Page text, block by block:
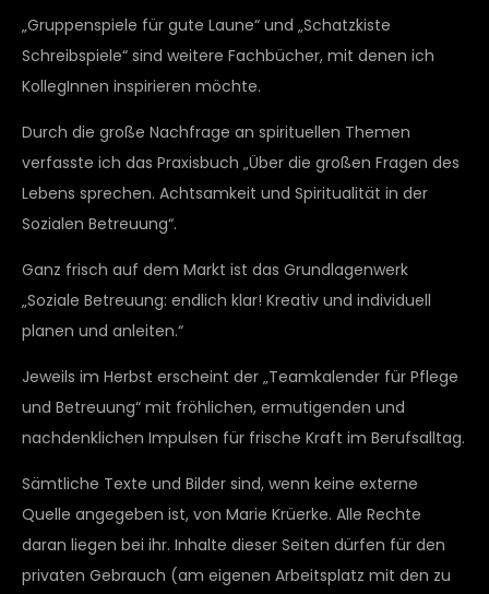
„Gruppenspiele für gute Laune“ und „Schatzkiste
Schreibspiele“ sind weitere Fachbücher, mit denen ich
KollegInnen inspirieren möchte.
Durch die große Nachfrage an spirituellen Themen
verfasste ich das Praxisbuch „Über die großen Fragen des
Lebens sprechen. Achtsamkeit und Spiritualität in der
Sozialen Betreuung“.
Ganz frisch auf dem Markt ist das Grundlagenwerk
„Soziale Betreuung: endlich klar! Kreativ und individuell
planen und anleiten.“
Jeweils im Herbst erscheint der „Teamkalender für Pflege
und Betreuung“ mit fröhlichen, ermutigenden und
nachdenklichen Impulsen für frische Kraft im Berufsalltag.
Sämtliche Texte und Bilder sind, wenn keine externe
Quelle angegeben ist, von Marie Krüerke. Alle Rechte
daran liegen bei ihr. Inhalte dieser Seiten dürfen für den
privaten Gebrauch (am eigenen Arbeitsplatz mit den zu